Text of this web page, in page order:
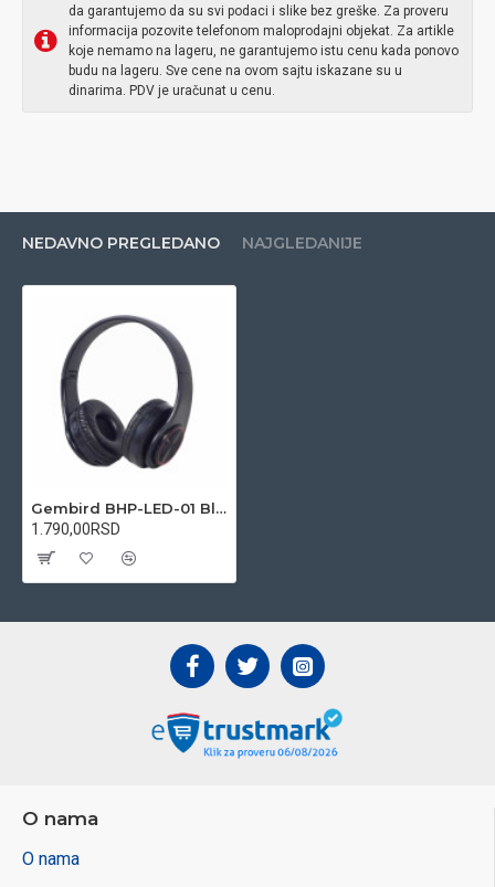
da garantujemo da su svi podaci i slike bez greške. Za proveru
informacija pozovite telefonom maloprodajni objekat. Za artikle
koje nemamo na lageru, ne garantujemo istu cenu kada ponovo
budu na lageru. Sve cene na ovom sajtu iskazane su u
dinarima. PDV je uračunat u cenu.
NEDAVNO PREGLEDANO NAJGLEDANIJE
Gembird BHP-LED-01 Bluetooth V5.0 slusalice sa mikrofonom, LED-effect, Li-ion 200mAh, 32ohm, 3.5mm
1.790,00RSD
O nama
O nama